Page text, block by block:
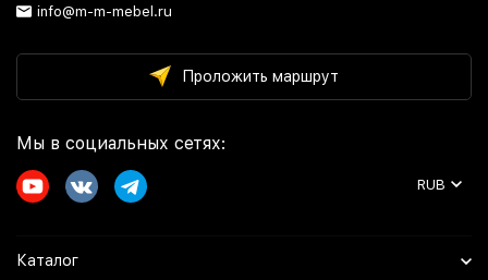
info@m-m-mebel.ru
Проложить маршрут
Мы в социальных сетях:
RUB
Каталог